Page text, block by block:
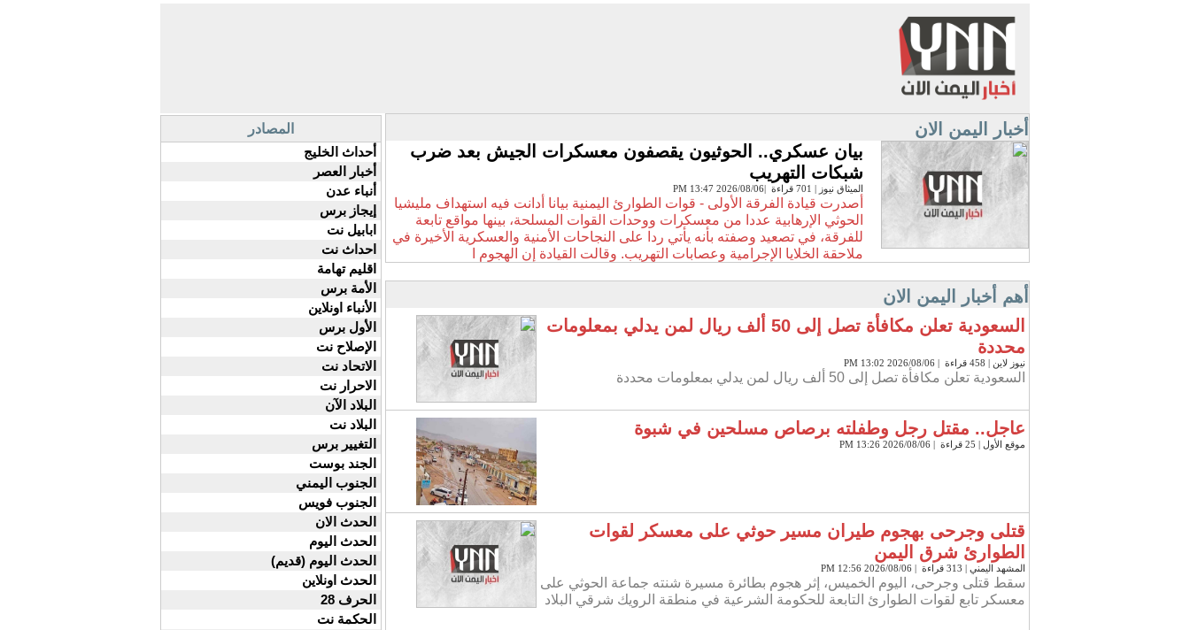
أخبار اليمن الان
بيان عسكري.. الحوثيون يقصفون معسكرات الجيش بعد ضرب
شبكات التهريب
الميثاق نيوز | 701 قراءة |2026/08/06 13:47 PM
أصدرت قيادة الفرقة الأولى - قوات الطوارئ اليمنية بيانا أدانت فيه استهداف مليشيا
الحوثي الإرهابية عددا من معسكرات ووحدات القوات المسلحة، بينها مواقع تابعة
للفرقة، في تصعيد وصفته بأنه يأتي ردا على النجاحات الأمنية والعسكرية الأخيرة في
ملاحقة الخلايا الإجرامية وعصابات التهريب. وقالت القيادة إن الهجوم ا
أهم أخبار اليمن الان
السعودية تعلن مكافأة تصل إلى 50 ألف ريال لمن يدلي بمعلومات
محددة
نيوز لاين | 458 قراءة | 2026/08/06 13:02 PM
السعودية تعلن مكافأة تصل إلى 50 ألف ريال لمن يدلي بمعلومات محددة
عاجل.. مقتل رجل وطفلته برصاص مسلحين في شبوة
موقع الأول | 25 قراءة | 2026/08/06 13:26 PM
قتلى وجرحى بهجوم طيران مسير حوثي على معسكر لقوات
الطوارئ شرق اليمن
المشهد اليمني | 313 قراءة | 2026/08/06 12:56 PM
سقط قتلى وجرحى، اليوم الخميس، إثر هجوم بطائرة مسيرة شنته جماعة الحوثي على
معسكر تابع لقوات الطوارئ التابعة للحكومة الشرعية في منطقة الرويك شرقي البلاد
المصادر
أحداث الخليج
أخبار العصر
أنباء عدن
إيجاز برس
ابابيل نت
احداث نت
اقليم تهامة
الأمة برس
الأنباء اونلاين
الأول برس
الإصلاح نت
الاتحاد نت
الاحرار نت
البلاد الآن
البلاد نت
التغيير برس
الجند بوست
الجنوب اليمني
الجنوب فويس
الحدث الان
الحدث اليوم
الحدث اليوم (قديم)
الحدث اونلاين
الحرف 28
الحكمة نت